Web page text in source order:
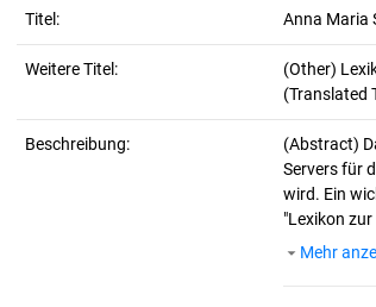
Titel: Anna Maria
Weitere Titel:
(Other)
(Translated
Beschreibung: (Abstract)
Servers für
wird. Ein
"Lexikon
Mehr